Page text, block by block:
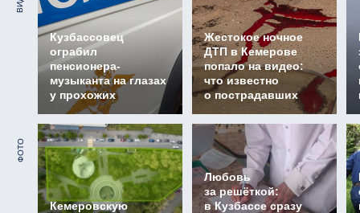
Кузбассовец
ограбил
пенсионера-
музыканта на глазах
у прохожих
Жестокое ночное
ДТП в Кемерове
попало на видео:
что известно
о пострадавших
ФОТО
Кемеровскую
Любовь
за решёткой:
в Кузбассе сразу